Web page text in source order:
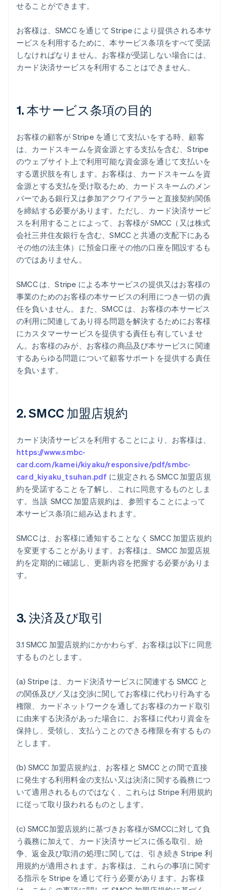
せることができます。
お客様は、SMCC を通じて Stripe により提供される本サ
ービスを利用するために、本サービス条項をすべて受諾
しなければなりません。お客様が受諾しない場合には、
カード決済サービスを利用することはできません。
1. 本サービス条項の目的
お客様の顧客が Stripe を通じて支払いをする時、顧客
は、カードスキームを資金源とする支払を含む、Stripe
のウェブサイト上で利用可能な資金源を通じて支払いを
する選択肢を有します。お客様は、カードスキームを資
金源とする支払を受け取るため、カードスキームのメン
バーである銀行又は参加アクワイアラーと直接契約関係
を締結する必要があります。ただし、カード決済サービ
スを利用することによって、お客様が SMCC（又は株式
会社三井住友銀行を含む、SMCC と共通の支配下にある
その他の法主体）に預金口座その他の口座を開設するも
のではありません。
SMCC は、Stripe による本サービスの提供又はお客様の
事業のためのお客様の本サービスの利用につき一切の責
任を負いません。また、SMCC は、お客様の本サービス
の利用に関連してあり得る問題を解決するためにお客様
にカスタマーサービスを提供する責任も有していませ
ん。お客様のみが、お客様の商品及び本サービスに関連
するあらゆる問題について顧客サポートを提供する責任
を負います。
2. SMCC 加盟店規約
カード決済サービスを利用することにより、お客様は、
https://www.smbc-
card.com/kamei/kiyaku/responsive/pdf/smbc-
card_kiyaku_tsuhan.pdf に規定される SMCC 加盟店規
約を受諾することを了解し、これに同意するものとしま
す。当該 SMCC 加盟店規約は、参照することによって
本サービス条項に組み込まれます。
SMCC は、お客様に通知することなく SMCC 加盟店規約
を変更することがあります。お客様は、SMCC 加盟店規
約を定期的に確認し、更新内容を把握する必要がありま
す。
3. 決済及び取引
3.1 SMCC 加盟店規約にかかわらず、お客様は以下に同意
するものとします。
(a) Stripe は、カード決済サービスに関連する SMCC と
の関係及び／又は交渉に関してお客様に代わり行為する
権限、カードネットワークを通してお客様のカード取引
に由来する決済があった場合に、お客様に代わり資金を
保持し、受領し、支払うことのできる権限を有するもの
とします。
(b) SMCC 加盟店規約は、お客様と SMCC との間で直接
に発生する利用料金の支払い又は決済に関する義務につ
いて適用されるものではなく、これらは Stripe 利用規約
に従って取り扱われるものとします。
(c) SMCC加盟店規約に基づきお客様がSMCCに対して負
う義務に加えて、カード決済サービスに係る取引、紛
争、返金及び取消の処理に関しては、引き続き Stripe 利
用規約が適用されます。お客様は、これらの事項に関す
る指示を Stripe を通じて行う必要があります。お客様
Australia
English
Austria
Deutsch
Belgium
NederlandsFrançaisDeutschEnglish
Brazil
Bulgaria
English
Canada
EnglishFrançais
Czech Republic
English
Estonia
Finland
English Svenska
France
Français English
Germany
DeutschEnglish
Gibraltar
Greece
English
Hong Kong SAR, China
English简体中文
Hungary
India
English
Ireland
English
Italy
ItalianoEnglish
Japan